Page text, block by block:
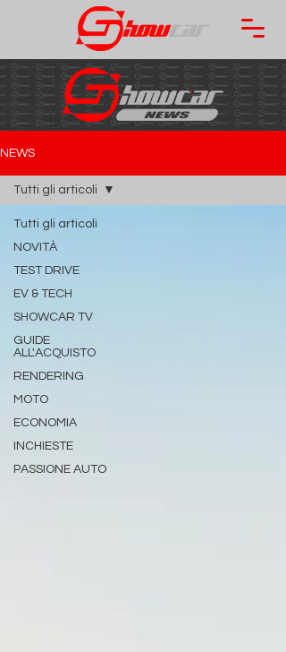
NEWS
Tutti gli articoli
NOVITÀ
TEST DRIVE
EV & TECH
SHOWCAR TV
GUIDE
ALL'ACQUISTO
RENDERING
MOTO
ECONOMIA
INCHIESTE
PASSIONE AUTO
Tutti gli articoli